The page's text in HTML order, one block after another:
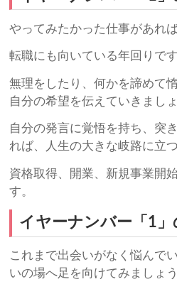
やってみたかった仕事があれ
転職にも向いている年回りです
無理をしたり、何かを諦めて
自分の希望を伝えていきましょ
自分の発言に覚悟を持ち、突
れば、人生の大きな岐路に立
資格取得、開業、新規事業開
す。
イヤーナンバー「1」
これまで出会いがなく悩んで
いの場へ足を向けてみましょう